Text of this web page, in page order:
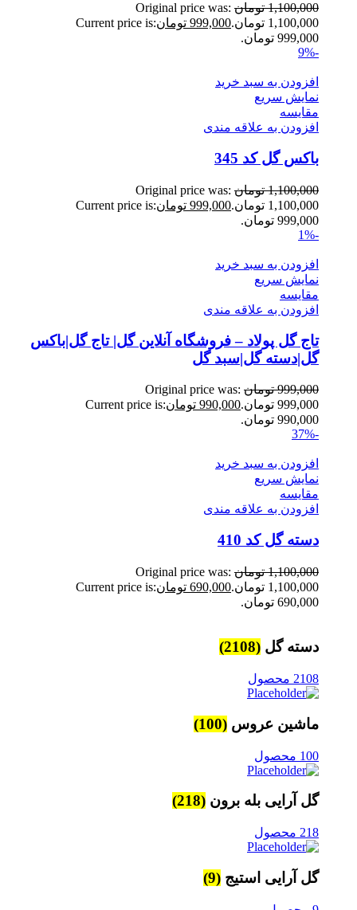
1,100,000 تومان Original price was:
1,100,000 تومان.
999,000 تومانCurrent price is:
999,000 تومان.
-9%
افزودن به سبد خرید
نمایش سریع
مقايسه
افزودن به علاقه مندی
باکس گل کد 345
1,100,000 تومان Original price was:
1,100,000 تومان.
999,000 تومانCurrent price is:
999,000 تومان.
-1%
افزودن به سبد خرید
نمایش سریع
مقايسه
افزودن به علاقه مندی
تاج گل پولاد – فروشگاه آنلاین گل| تاج گل|باکس
گل|دسته گل|سبد گل
999,000 تومان Original price was:
999,000 تومان.
990,000 تومانCurrent price is:
990,000 تومان.
-37%
افزودن به سبد خرید
نمایش سریع
مقايسه
افزودن به علاقه مندی
دسته گل کد 410
1,100,000 تومان Original price was:
1,100,000 تومان.
690,000 تومانCurrent price is:
690,000 تومان.
دسته گل (2108)
2108 محصول
ماشین عروس (100)
100 محصول
گل آرایی بله برون (218)
218 محصول
گل آرایی استیج (9)